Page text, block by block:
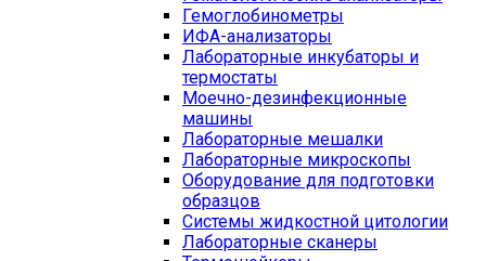
Гемоглобинометры
ИФА-анализаторы
Лабораторные инкубаторы и
термостаты
Моечно-дезинфекционные
машины
Лабораторные мешалки
Лабораторные микроскопы
Оборудование для подготовки
образцов
Системы жидкостной цитологии
Лабораторные сканеры